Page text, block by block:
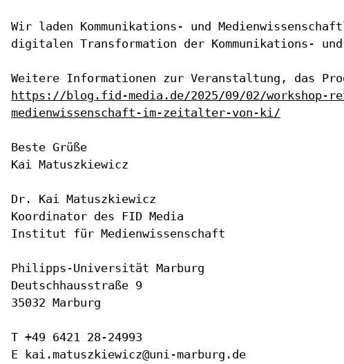
Wir laden Kommunikations- und
digitalen Transformation der Kommunikations- und
Weitere Informationen zur Veranstaltung, das
https://blog.fid-media.de/2025/09/02/workshop-
medienwissenschaft-im-zeitalter-von-ki/
Beste Grüße
Kai Matuszkiewicz
Dr. Kai Matuszkiewicz
Koordinator des FID Media
Institut für Medienwissenschaft
Philipps-Universität Marburg
Deutschhausstraße 9
35032 Marburg
T +49 6421 28-24993
E kai.matuszkiewicz@uni-marburg.de